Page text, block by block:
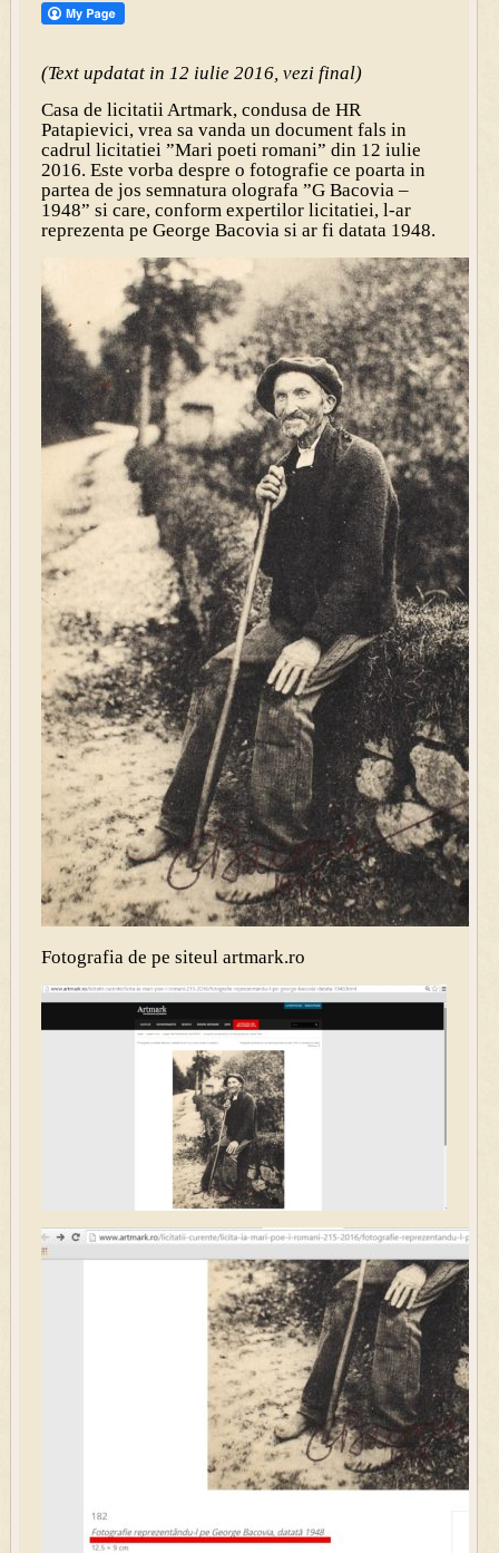
(Text updatat in 12 iulie 2016, vezi final)
Casa de licitatii Artmark, condusa de HR
Patapievici, vrea sa vanda un document fals in
cadrul licitatiei ”Mari poeti romani” din 12 iulie
2016. Este vorba despre o fotografie ce poarta in
partea de jos semnatura olografa ”G Bacovia –
1948” si care, conform expertilor licitatiei, l-ar
reprezenta pe George Bacovia si ar fi datata 1948.
Fotografia de pe siteul artmark.ro